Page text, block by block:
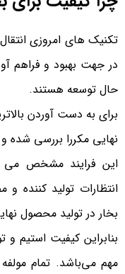
تکنیک های امروزی
در جهت بهبود و فراهم
حال توسعه هستند.
برای به دست آوردن
نهایی مکررا بررسی شده
این فرایند مشخص می
انتظارات تولید کننده
بخار در تولید محصول
بنابراین کیفیت استیم و
مهم می‌باشد. تمام مولفه